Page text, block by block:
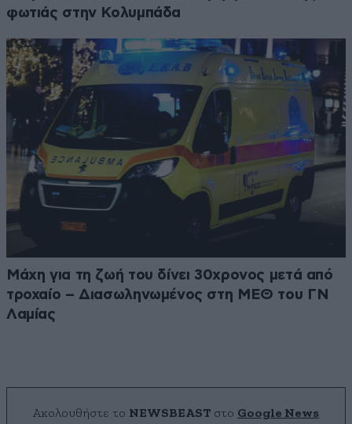
φωτιάς στην Κολυμπάδα
Μάχη για τη ζωή του δίνει 30χρονος μετά από
τροχαίο – Διασωληνωμένος στη ΜΕΘ του ΓΝ
Λαμίας
Ακολουθήστε το NEWSBEAST στο Google News